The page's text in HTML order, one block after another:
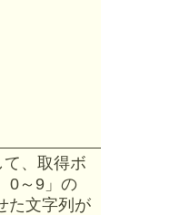
、取得ボ
0～9」の
た文字列が